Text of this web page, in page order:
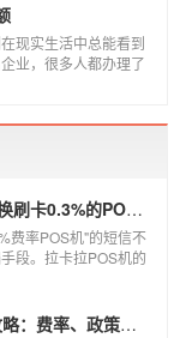
盗刷的可能性大大增
现实生活中总能看到
业，很多人都办理了
收到短信内容：免费更换刷卡0.3%的POS机，可以相信吗？
费率POS机"的短信不
段。拉卡拉POS机的
原因及应对建议：2026年POS机办理全攻略：费率、政策、避坑一篇讲清